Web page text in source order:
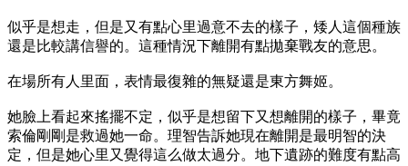
似乎是想走，但是又有點心里過意不去的樣子，矮人這個種族
還是比較講信譽的。這種情況下離開有點拋棄戰友的意思。
在場所有人里面，表情最復雜的無疑還是東方舞姬。
她臉上看起來搖擺不定，似乎是想留下又想離開的樣子，畢竟
索倫剛剛是救過她一命。理智告訴她現在離開是最明智的決
定，但是她心里又覺得這么做太過分。地下遺跡的難度有點高